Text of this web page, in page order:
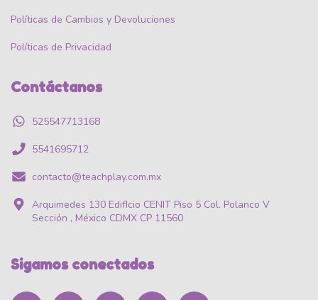
Políticas de Cambios y Devoluciones
Políticas de Privacidad
Contáctanos
525547713168
5541695712
contacto@teachplay.com.mx
Arquimedes 130 EdifIcio CENIT Piso 5 Col. Polanco V
Sección , México CDMX CP 11560
Sigamos conectados